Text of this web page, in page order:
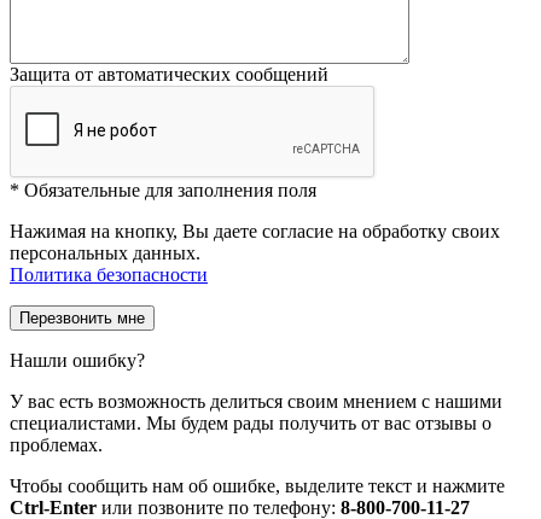
Защита от автоматических сообщений
* Обязательные для заполнения поля
Нажимая на кнопку, Вы даете согласие на обработку своих
персональных данных.
Политика безопасности
Нашли ошибку?
У вас есть возможность делиться своим мнением с нашими
специалистами. Мы будем рады получить от вас отзывы о
проблемах.
Чтобы сообщить нам об ошибке, выделите текст и нажмите
Ctrl-Enter или позвоните по телефону: 8-800-700-11-27